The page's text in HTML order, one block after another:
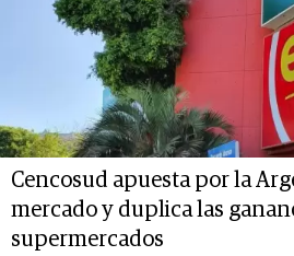
Cencosud apuesta por la
mercado y duplica las
supermercados